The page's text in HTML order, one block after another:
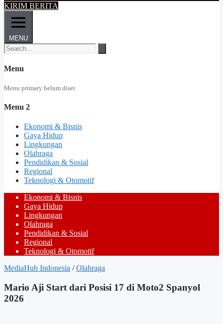
KIRIM BERITA
MENU
Menu
Menu primary belum diset.
Menu 2
Ekonomi & Bisnis
Gaya Hidup
Lingkungan
Olahraga
Pendidikan & Sosial
Regional
Teknologi & Otomotif
Ekonomi & Bisnis
Gaya Hidup
Lingkungan
Olahraga
Pendidikan & Sosial
Regional
Teknologi & Otomotif
MediaHub Indonesia / Olahraga
Mario Aji Start dari Posisi 17 di Moto2 Spanyol
2026